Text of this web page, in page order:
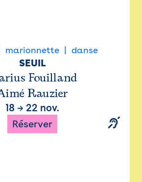
marionnette danse
SEUIL
Fouilland
Rauzier
18 → 22 nov.
Réserver